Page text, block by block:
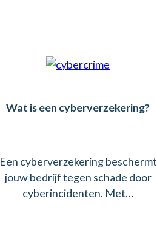
Wat is een cyberverzekering?
Een cyberverzekering beschermt
jouw bedrijf tegen schade door
cyberincidenten. Met…